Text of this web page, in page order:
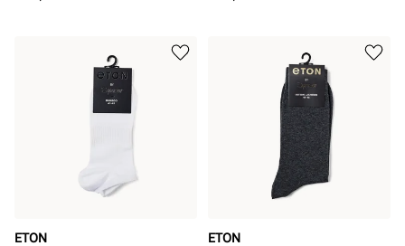
ETON
ETON